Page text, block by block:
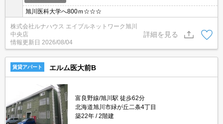
旭川医科大学へ800ｍ☆☆☆
株式会社ルナハウス エイブルネットワーク旭川
中央店
情報更新日 2026/08/04
詳細を見る
賃貸アパート エルム医大前B
富良野線/旭川駅 徒歩62分
北海道旭川市緑が丘二条4丁目
築22年
2階建